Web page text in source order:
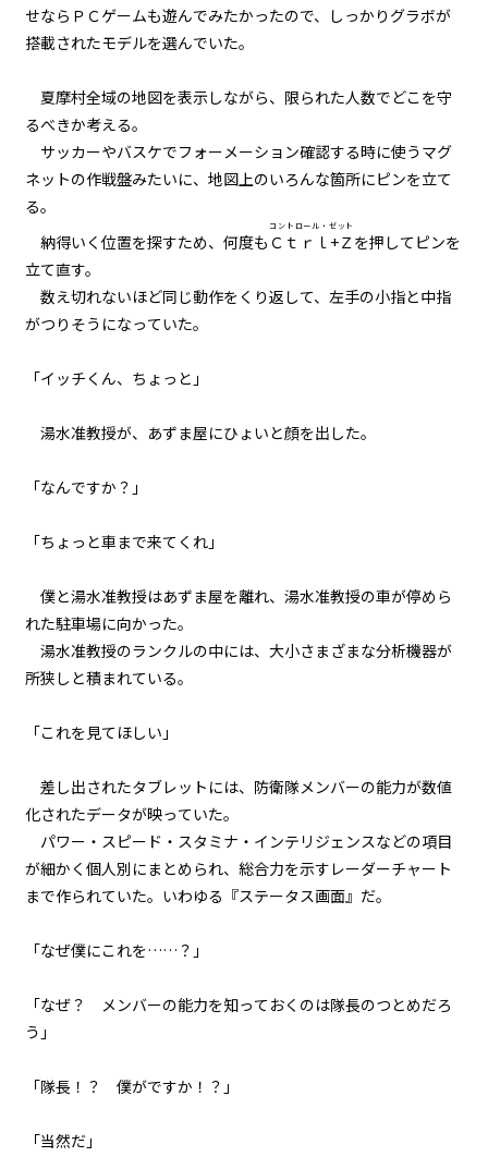
野外調査
異聞：枕木苗の冒険
022
異聞：村の高校生
異聞：黒猫の名前
024
027
才能
030
８月７日：小学生３人ＶＳ魔物３
００体
031
８月７日：商店街防衛戦
せならＰＣゲームも遊んでみたかったので、しっかりグラボが
搭載されたモデルを選んでいた。
夏摩村全域の地図を表示しながら、限られた人数でどこを守
るべきか考える。
サッカーやバスケでフォーメーション確認する時に使うマグ
ネットの作戦盤みたいに、地図上のいろんな箇所にピンを立て
る。
納得いく位置を探すため、何度も Ｃｔｒｌ+Ｚ
コントロール・ゼット
を押してピンを
立て直す。
数え切れないほど同じ動作をくり返して、左手の小指と中指
がつりそうになっていた。
「イッチくん、ちょっと」
湯水准教授が、あずま屋にひょいと顔を出した。
「なんですか？」
「ちょっと車まで来てくれ」
僕と湯水准教授はあずま屋を離れ、湯水准教授の車が停めら
れた駐車場に向かった。
湯水准教授のランクルの中には、大小さまざまな分析機器が
所狭しと積まれている。
「これを見てほしい」
差し出されたタブレットには、防衛隊メンバーの能力が数値
化されたデータが映っていた。
パワー・スピード・スタミナ・インテリジェンスなどの項目
が細かく個人別にまとめられ、総合力を示すレーダーチャート
まで作られていた。いわゆる『ステータス画面』だ。
「なぜ僕にこれを……？」
「なぜ？ メンバーの能力を知っておくのは隊長のつとめだろ
う」
「隊長！？ 僕がですか！？」
「当然だ」